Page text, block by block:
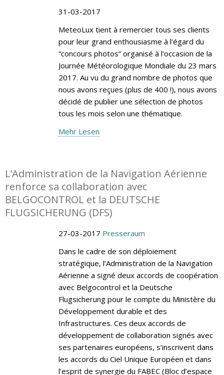
31-03-2017
MeteoLux tient à remercier tous ses clients
pour leur grand enthousiasme à l’égard du
“concours photos” organisé à l’occasion de la
Journée Météorologique Mondiale du 23 mars
2017. Au vu du grand nombre de photos que
nous avons reçues (plus de 400 !), nous avons
décidé de publier une sélection de photos
tous les mois selon une thématique.
Mehr Lesen
L’Administration de la Navigation Aérienne
renforce sa collaboration avec
BELGOCONTROL et la DEUTSCHE
FLUGSICHERUNG (DFS)
27-03-2017 Presseraum
Dans le cadre de son déploiement
stratégique, l’Administration de la Navigation
Aérienne a signé deux accords de coopération
avec Belgocontrol et la Deutsche
Flugsicherung pour le compte du Ministère du
Développement durable et des
Infrastructures. Ces deux accords de
développement de collaboration signés avec
ses partenaires européens, s’inscrivent dans
les accords du Ciel Unique Européen et dans
l’esprit de synergie du FABEC (Bloc d’espace